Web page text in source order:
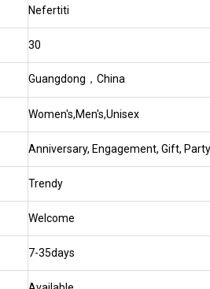
Nefertiti
30
Guangdong，China
Women's,Men's,Unisex
Anniversary, Engagement, Gift,
Trendy
Welcome
7-35days